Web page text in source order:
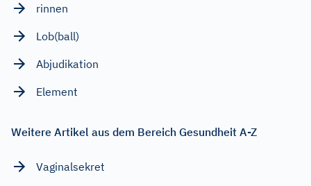
rinnen
Lob(ball)
Abjudikation
Element
Weitere Artikel aus dem Bereich Gesundheit A-Z
Vaginalsekret